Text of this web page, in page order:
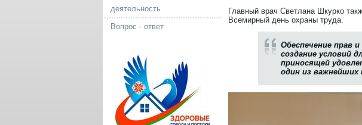
деятельность
Вопрос - ответ
Главный врач Светлана Шкурко
Всемирный день охраны труда.
Обеспечение прав
создание условий
приносящей
один из